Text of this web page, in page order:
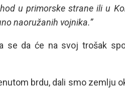
u primorske strane ili u
naoružanih vojnika.”
se da će na svoj trošak
brdu, dali smo zemlju